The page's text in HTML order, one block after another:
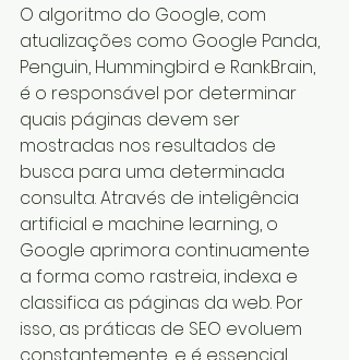
O algoritmo do Google, com
atualizações como Google Panda,
Penguin, Hummingbird e RankBrain,
é o responsável por determinar
quais páginas devem ser
mostradas nos resultados de
busca para uma determinada
consulta. Através de inteligência
artificial e machine learning, o
Google aprimora continuamente
a forma como rastreia, indexa e
classifica as páginas da web. Por
isso, as práticas de SEO evoluem
constantemente, e é essencial